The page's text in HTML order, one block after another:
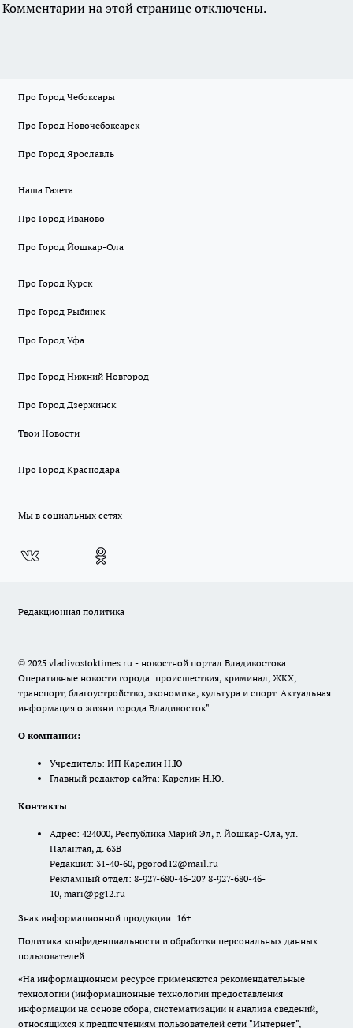
Комментарии на этой странице отключены.
Про Город Чебоксары
Про Город Новочебоксарск
Про Город Ярославль
Наша Газета
Про Город Иваново
Про Город Йошкар-Ола
Про Город Курск
Про Город Рыбинск
Про Город Уфа
Про Город Нижний Новгород
Про Город Дзержинск
Твои Новости
Про Город Краснодара
Мы в социальных сетях
Редакционная политика
© 2025 vladivostoktimes.ru - новостной портал Владивостока.
Оперативные новости города: происшествия, криминал, ЖКХ,
транспорт, благоустройство, экономика, культура и спорт. Актуальная
информация о жизни города Владивосток"
О компании:
Учредитель: ИП Карелин Н.Ю
Главный редактор сайта: Карелин Н.Ю.
Контакты
Адрес: 424000, Республика Марий Эл, г. Йошкар-Ола, ул.
Палантая, д. 63В
Редакция: 31-40-60, pgorod12@mail.ru
Рекламный отдел: 8-927-680-46-20? 8-927-680-46-
10, mari@pg12.ru
Знак информационной продукции: 16+.
Политика конфиденциальности и обработки персональных данных
пользователей
«На информационном ресурсе применяются рекомендательные
технологии (информационные технологии предоставления
информации на основе сбора, систематизации и анализа сведений,
относящихся к предпочтениям пользователей сети "Интернет",